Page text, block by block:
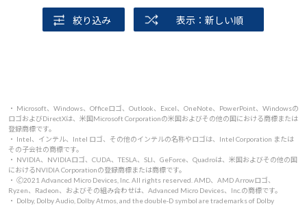
絞り込み 表示：新しい順
・ Microsoft、Windows、Officeロゴ、Outlook、Excel、OneNote、PowerPoint、Windowsの
ロゴおよびDirectXは、米国Microsoft Corporationの米国およびその他の国における商標または
登録商標です。
・ Intel、インテル、Intel ロゴ、その他のインテルの名称やロゴは、Intel Corporation または
その子会社の商標です。
・ NVIDIA、NVIDIAロゴ、CUDA、TESLA、SLI、GeForce、Quadroは、米国およびその他の国
におけるNVIDIA Corporationの登録商標または商標です。
・ 🄫2021 Advanced Micro Devices, Inc. All rights reserved. AMD、AMD Arrowロゴ、
Ryzen、Radeon、およびその組み合わせは、Advanced Micro Devices、Inc.の商標です。
・ Dolby, Dolby Audio, Dolby Atmos, and the double-D symbol are trademarks of Dolby